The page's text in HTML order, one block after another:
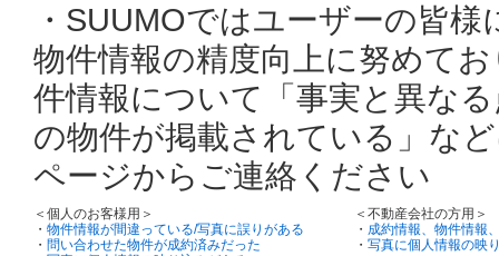
・SUUMOではユーザーの皆
物件情報の精度向上に努めて
件情報について「事実と異な
の物件が掲載されている」な
ページからご連絡ください
＜個人のお客様用＞
・ 物件情報が間違っている/写真に誤りがある
・ 問い合わせた物件が成約済みだった
＜不動産会社の方用＞
・ 成約情報、物件情報
・ 写真に個人情報の映